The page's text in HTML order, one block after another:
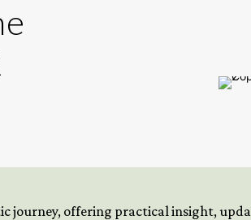
journey, offering practical insight,